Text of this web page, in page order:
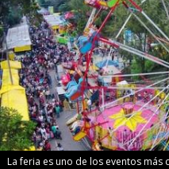
La feria es uno de los eventos más